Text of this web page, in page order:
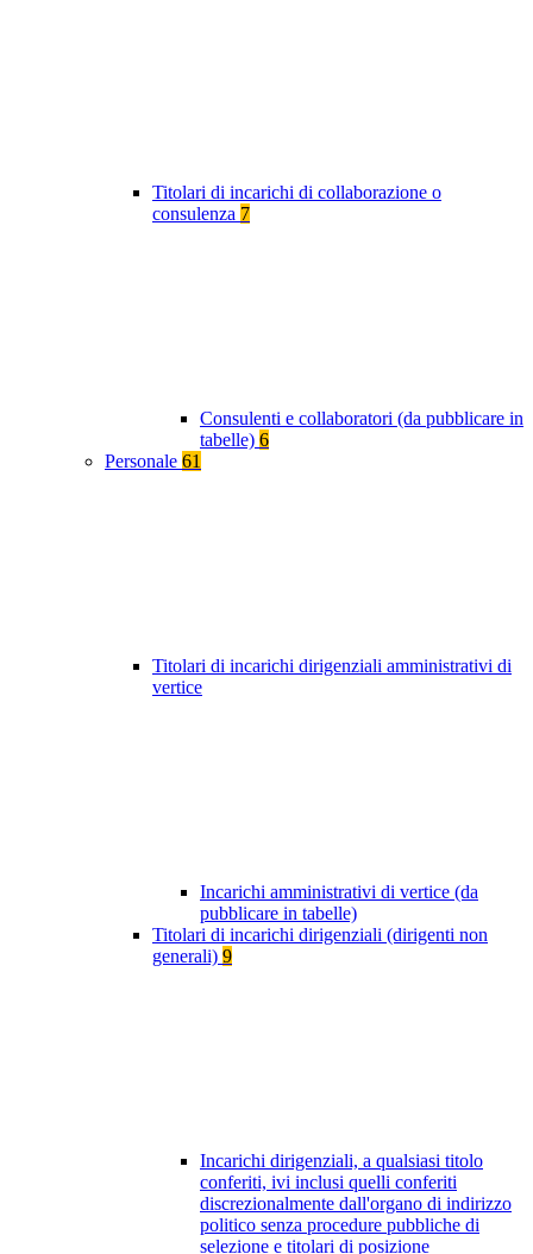
Titolari di incarichi di collaborazione o
consulenza 7
Consulenti e collaboratori (da pubblicare in
tabelle) 6
Personale 61
Titolari di incarichi dirigenziali amministrativi di
vertice
Incarichi amministrativi di vertice (da
pubblicare in tabelle)
Titolari di incarichi dirigenziali (dirigenti non
generali) 9
Incarichi dirigenziali, a qualsiasi titolo
conferiti, ivi inclusi quelli conferiti
discrezionalmente dall'organo di indirizzo
politico senza procedure pubbliche di
selezione e titolari di posizione